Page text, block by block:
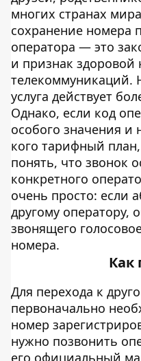
многих странах
сохранение номера
оператора — это
и признак
телекоммуникаций.
услуга действует
Однако, если код
особого значения и
кого тарифный план,
понять, что звонок
конкретного
очень просто: если
другому оператору,
звонящего
номера.
Как
Для перехода к
первоначально
номер
нужно позвонить
его официальный